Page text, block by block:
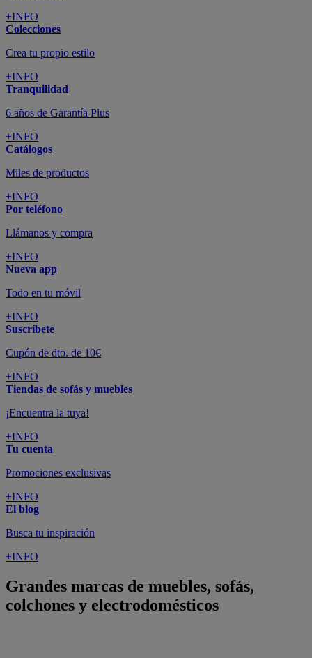
+INFO
Colecciones
Crea tu propio estilo
+INFO
Tranquilidad
6 años de Garantía Plus
+INFO
Catálogos
Miles de productos
+INFO
Por teléfono
Llámanos y compra
+INFO
Nueva app
Todo en tu móvil
+INFO
Suscríbete
Cupón de dto. de 10€
+INFO
Tiendas de sofás y muebles
¡Encuentra la tuya!
+INFO
Tu cuenta
Promociones exclusivas
+INFO
El blog
Busca tu inspiración
+INFO
Grandes marcas de muebles, sofás,
colchones y electrodomésticos